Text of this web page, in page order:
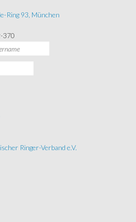
Ring 93, München
370